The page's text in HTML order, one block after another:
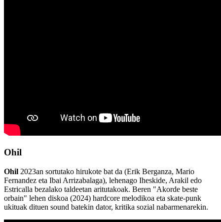
Ohil
Ohil 2023an sortutako hirukote bat da (Erik Berganza, Mario
Fernandez eta Ibai Arrizabalaga), lehenago Iheskide, Arakil edo
Estricalla bezalako taldeetan aritutakoak. Beren "Akorde beste
orbain" lehen diskoa (2024) hardcore melodikoa eta skate-punk
ukituak dituen sound batekin dator, kritika sozial nabarmenarekin.